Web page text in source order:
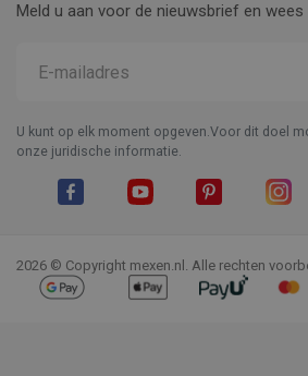
Meld u aan voor de nieuwsbrief en
U kunt op elk moment opgeven.Voor dit doel
onze juridische informatie.
2026 © Copyright mexen.nl. Alle rechten